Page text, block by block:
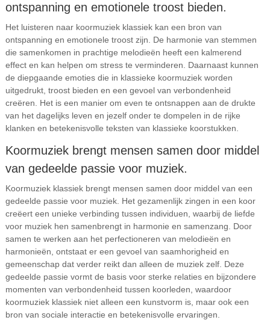
ontspanning en emotionele troost bieden.
Het luisteren naar koormuziek klassiek kan een bron van
ontspanning en emotionele troost zijn. De harmonie van stemmen
die samenkomen in prachtige melodieën heeft een kalmerend
effect en kan helpen om stress te verminderen. Daarnaast kunnen
de diepgaande emoties die in klassieke koormuziek worden
uitgedrukt, troost bieden en een gevoel van verbondenheid
creëren. Het is een manier om even te ontsnappen aan de drukte
van het dagelijks leven en jezelf onder te dompelen in de rijke
klanken en betekenisvolle teksten van klassieke koorstukken.
Koormuziek brengt mensen samen door middel
van gedeelde passie voor muziek.
Koormuziek klassiek brengt mensen samen door middel van een
gedeelde passie voor muziek. Het gezamenlijk zingen in een koor
creëert een unieke verbinding tussen individuen, waarbij de liefde
voor muziek hen samenbrengt in harmonie en samenzang. Door
samen te werken aan het perfectioneren van melodieën en
harmonieën, ontstaat er een gevoel van saamhorigheid en
gemeenschap dat verder reikt dan alleen de muziek zelf. Deze
gedeelde passie vormt de basis voor sterke relaties en bijzondere
momenten van verbondenheid tussen koorleden, waardoor
koormuziek klassiek niet alleen een kunstvorm is, maar ook een
bron van sociale interactie en betekenisvolle ervaringen.